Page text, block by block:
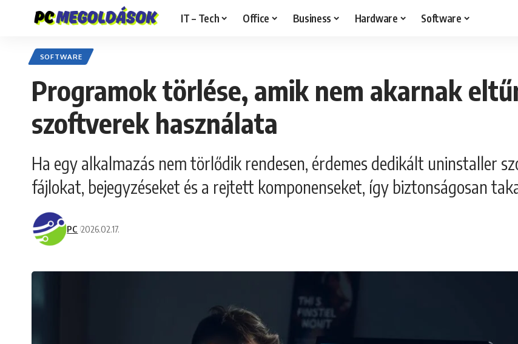
IT – Tech Office Business Hardware Software
SOFTWARE
Programok törlése, amik nem akarnak
szoftverek használata
Ha egy alkalmazás nem törlődik rendesen, érdemes dedikált uninstaller
fájlokat, bejegyzéseket és a rejtett komponenseket, így biztonságosan
PC 2026.02.17.